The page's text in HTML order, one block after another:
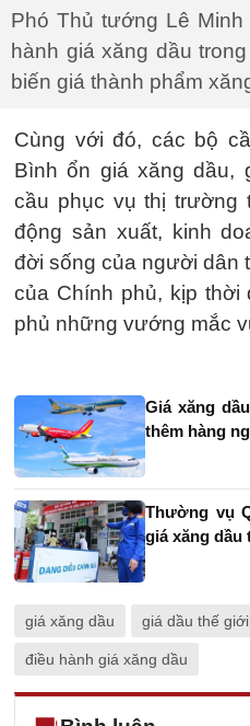
Phó Thủ tướng Lê
hành giá xăng dầu
biến giá thành phẩm
Cùng với đó, các bộ
Bình ổn giá xăng dầu,
cầu phục vụ thị trường
động sản xuất, kinh
đời sống của người dân
của Chính phủ, kịp thời
phủ những vướng mắc
Giá xăng
thêm hàng
Thường vụ
giá xăng dầu
giá xăng dầu giá dầu thế giới
điều hành giá xăng dầu